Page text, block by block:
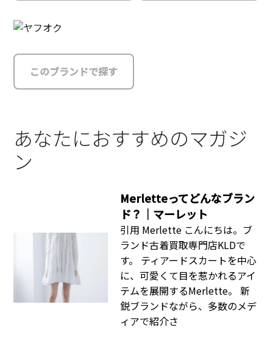
このブランドで探す
あなたにおすすめのマガジ
ン
Merletteってどんなブラン
ド？｜マーレット
引用 Merlette こんにちは。ブ
ランド古着買取専門店KLDで
す。 ティアードスカートを中心
に、可愛くて目を惹かれるアイ
テムを展開するMerlette。 新
鋭ブランドながら、多数のメデ
ィアで紹介さ